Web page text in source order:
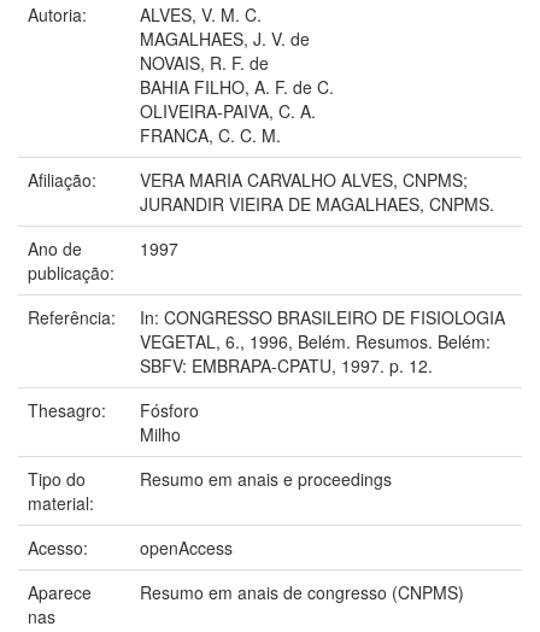
Autoria:
ALVES, V. M. C.
MAGALHAES, J. V. de
NOVAIS, R. F. de
BAHIA FILHO, A. F. de C.
OLIVEIRA-PAIVA, C. A.
FRANCA, C. C. M.
Afiliação:
VERA MARIA CARVALHO ALVES, CNPMS;
JURANDIR VIEIRA DE MAGALHAES, CNPMS.
Ano de
publicação:
1997
Referência:
In: CONGRESSO BRASILEIRO DE FISIOLOGIA
VEGETAL, 6., 1996, Belém. Resumos. Belém:
SBFV: EMBRAPA-CPATU, 1997. p. 12.
Thesagro:
Fósforo
Milho
Tipo do
material:
Resumo em anais e proceedings
Acesso:
openAccess
Aparece
nas
Resumo em anais de congresso (CNPMS)